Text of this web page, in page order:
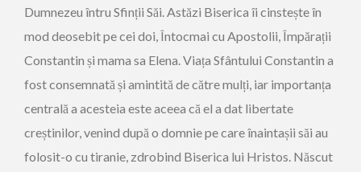
Dumnezeu întru Sfinții Săi. Astăzi Biserica îi cinstește în
mod deosebit pe cei doi, Întocmai cu Apostolii, Împărații
Constantin și mama sa Elena. Viața Sfântului Constantin a
fost consemnată și amintită de către mulți, iar importanța
centrală a acesteia este aceea că el a dat libertate
creștinilor, venind după o domnie pe care înaintașii săi au
folosit-o cu tiranie, zdrobind Biserica lui Hristos. Născut